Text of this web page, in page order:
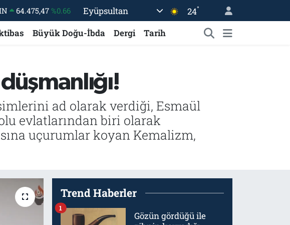
64.475,47 %0.66
47,5971
%0.05
6518.23 %0.39
BİST100
13.703 %0
Eyüpsultan 24°
Büyük Doğu-İbda Dergi Tarih
ad olarak verdiği, Esmaül
evlatlarından biri olarak
uçurumlar koyan Kemalizm,
Trend Haberler
Gözün gördüğü ile
1